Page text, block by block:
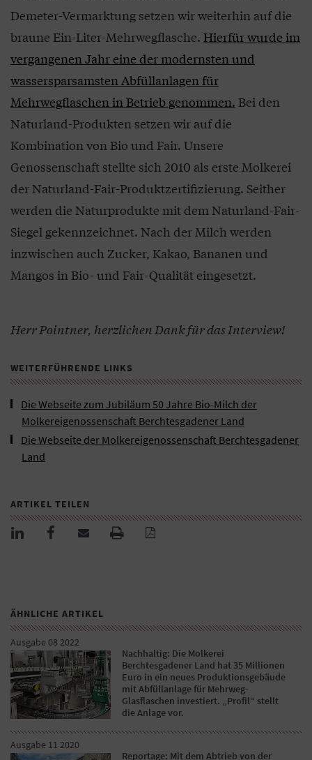
Demeter-Vermarktung setzen wir weiterhin auf die
braune Ein-Liter-Mehrwegflasche. Hierfür wurde im
vergangenen Jahr eine der modernsten und
wassersparsamsten Abfüllanlagen für
Mehrwegflaschen in Betrieb genommen. Bei den
Naturland-Produkten setzen wir auf die
Kombination von Bio und Fair. Unsere
Genossenschaft stellte sich 2010 als erste Molkerei
der Naturland-Fair-Produktzertifizierung. Seither
werden die Naturprodukte mit dem Naturland-Fair-
Siegel gekennzeichnet. Nach der Milch werden
inzwischen auch Zucker, Kakao, Bananen und
Mangos in Bio- und Fair-Qualität eingesetzt.
Herr Pointner, herzlichen Dank für das Interview!
WEITERFÜHRENDE LINKS
Die Webseite zum Jubiläum 50 Jahre Bio-Milch der
Molkereigenossenschaft Berchtesgadener Land
Die Webseite der Molkereigenossenschaft Berchtesgadener
Land
ARTIKEL TEILEN
ÄHNLICHE ARTIKEL
Ausgabe 08 2022
Nachhaltig: Die Molkerei
Berchtesgadener Land hat 35 Millionen
Euro in ein neues Produktionsgebäude
mit Abfüllanlage für Mehrweg-
Glasflaschen investiert. „Profil“ stellt
die Anlage vor.
Ausgabe 11 2020
Reportage: Mit dem Abtrieb von der